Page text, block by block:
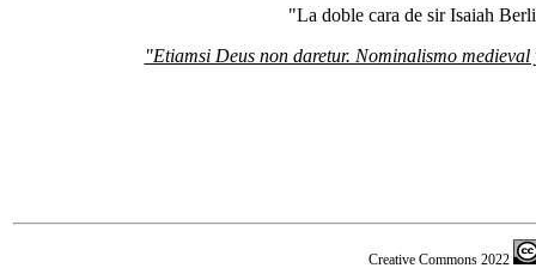
"La doble cara de sir Isaiah
"Etiamsi Deus non daretur. Nominalismo
Creative Commons 2022